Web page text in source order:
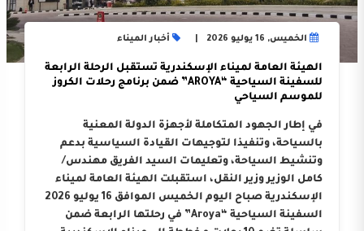
الخميس, 16 يوليو 2026 أخبار الميناء
الهيئة العامة لميناء الإسكندرية تستقبل الرحلة الرابعة
للسفينة السياحية “AROYA” ضمن برنامج رحلات الكروز
للموسم السياحي
في إطار الجهود المتكاملة لأجهزة الدولة المعنية
بالسياحة، وتنفيذا لتوجيهات القيادة السياسية بدعم
وتنشيط السياحة، وتعليمات السيد الفريق مهندس/
كامل الوزير وزير النقل، استقبلت الهيئة العامة لميناء
الإسكندرية صباح اليوم الخميس الموافق 16 يوليو 2026
السفينة السياحية “Aroya” في رحلتها الرابعة ضمن